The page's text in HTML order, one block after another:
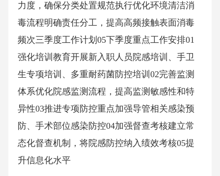
力度，确保分类处置规范执行优化环境清洁消
毒流程明确责任分工，提高高频接触表面消毒
频次三季度工作计划05下季度重点工作安排01
强化培训教育开展新入职人员院感培训、手卫
生专项培训、多重耐药菌防控培训02完善监测
体系优化院感监测流程，提高监测敏感性和特
异性03推进专项防控重点加强导管相关感染预
防、手术部位感染防控04加强督查考核建立常
态化督查机制，将院感防控纳入绩效考核05提
升信息化水平